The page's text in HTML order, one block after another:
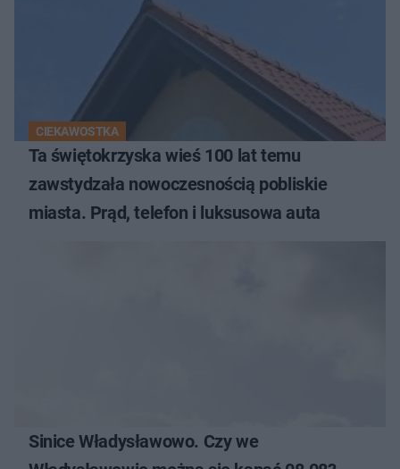
CIEKAWOSTKA
Ta świętokrzyska wieś 100 lat temu
zawstydzała nowoczesnością pobliskie
miasta. Prąd, telefon i luksusowa auta
Sinice Władysławowo. Czy we